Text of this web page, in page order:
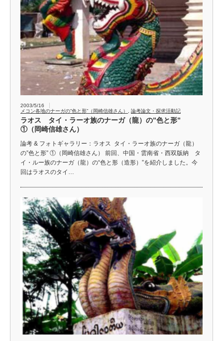
2003/5/16
メコン各地のナーガの”色と形”（岡崎信雄さん）
論考論文・探求活動記
ラオス タイ・ラーオ族のナーガ（龍）の”色と形”
①（岡崎信雄さん）
論考 & フォトギャラリー：ラオス タイ・ラーオ族のナーガ（龍）
の”色と形” ①（岡崎信雄さん） 前回、中国・雲南省・西双版納 タ
イ・ルー族のナーガ（龍）の“色と形（造形）”を紹介しました。今
回はラオスのタイ…